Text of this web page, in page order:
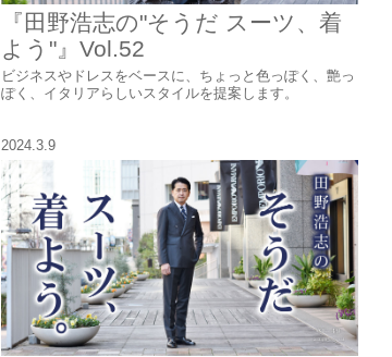
『田野浩志の"そうだ スーツ、着
よう"』Vol.52
ビジネスやドレスをベースに、ちょっと色っぽく、艶っ
ぽく、イタリアらしいスタイルを提案します。
2024.3.9